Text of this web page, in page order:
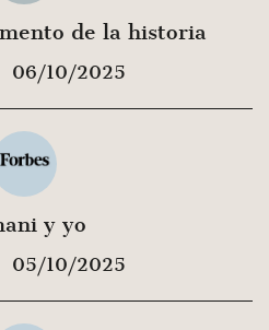
de la historia
06/10/2025
y yo
05/10/2025